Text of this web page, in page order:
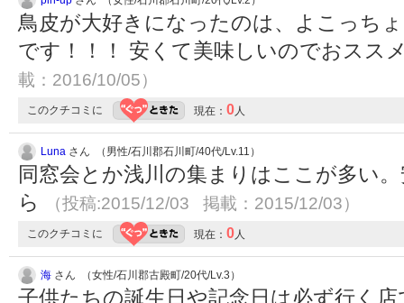
鳥皮が大好きになったのは、よこっち
です！！！ 安くて美味しいのでおスス
載：2016/10/05）
このクチコミに 現在： 0 人
Luna さん （男性/石川郡石川町/40代/Lv.11）
同窓会とか浅川の集まりはここが多い
ら
（投稿:2015/12/03 掲載：2015/12/03）
このクチコミに 現在： 0 人
海 さん （女性/石川郡古殿町/20代/Lv.3）
子供たちの誕生日や記念日は必ず行く